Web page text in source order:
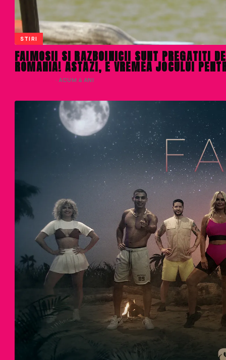
STIRI
FAIMOSII SI RAZBOINICII SUNT PREGATITI
ROMANIA! ASTAZI, E VREMEA JOCULUI
· ACUM 4 ANI